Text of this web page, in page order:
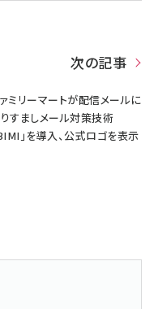
次の記事
ミリーマートが配信メールに
すましメール対策技術
」を導入、公式ロゴを表示